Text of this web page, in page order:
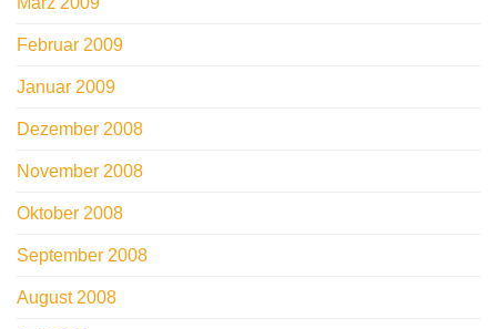
Februar 2009
Januar 2009
Dezember 2008
November 2008
Oktober 2008
September 2008
August 2008